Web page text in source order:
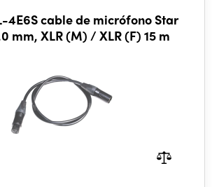
4E6S cable de micrófono Star
mm, XLR (M) / XLR (F) 15 m